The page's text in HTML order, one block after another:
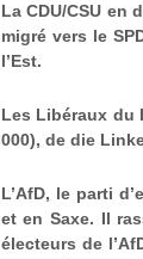
La CDU/CSU en
migré vers le
l’Est.
Les Libéraux du
000), de die
L’AfD, le parti
et en Saxe. Il
électeurs de